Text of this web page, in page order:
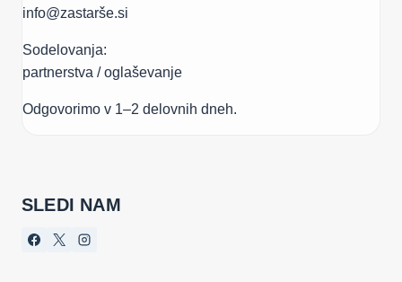
info@zastarše.si
Sodelovanja:
partnerstva / oglaševanje
Odgovorimo v 1–2 delovnih dneh.
SLEDI NAM